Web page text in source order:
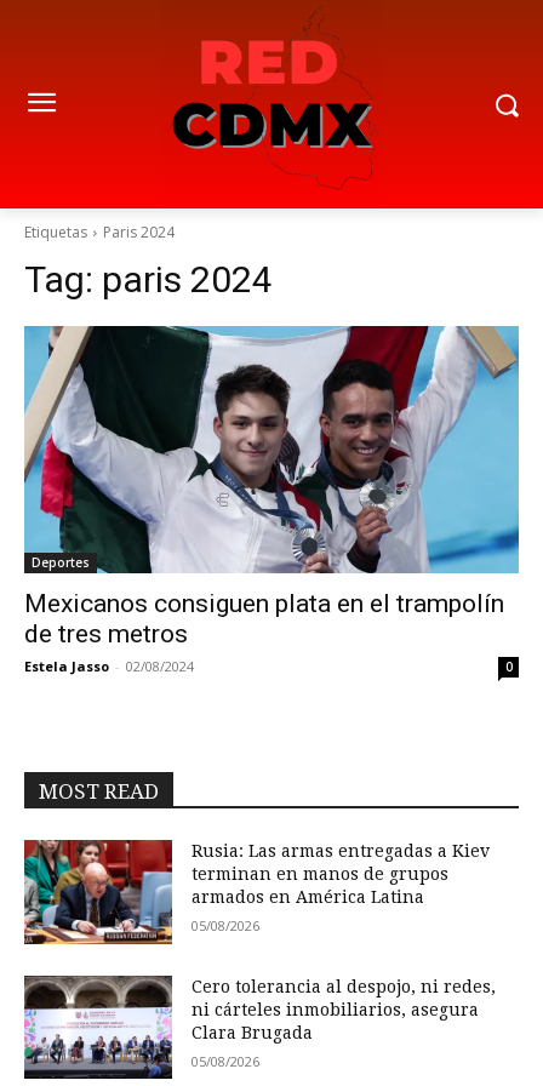
Etiquetas Paris 2024
Tag: paris 2024
Deportes
Mexicanos consiguen plata en el trampolín
de tres metros
Estela Jasso - 02/08/2024 0
MOST READ
Rusia: Las armas entregadas a Kiev
terminan en manos de grupos
armados en América Latina
05/08/2026
Cero tolerancia al despojo, ni redes,
ni cárteles inmobiliarios, asegura
Clara Brugada
05/08/2026